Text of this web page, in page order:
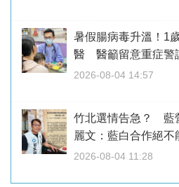
暑假腸病毒升溫！1
醫 醫籲留意重症警
2026-08-04 14:57
竹北選情告急？ 藍
麗文：藍白合作絕不
2026-08-04 11:28